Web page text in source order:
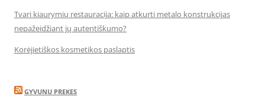
Tvari kiaurymių restauracija: kaip atkurti metalo konstrukcijas
nepažeidžiant jų autentiškumo?
Korėjietiškos kosmetikos paslaptis
GYVUNU PREKES